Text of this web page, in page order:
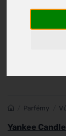
Parfémy
Yankee Candle